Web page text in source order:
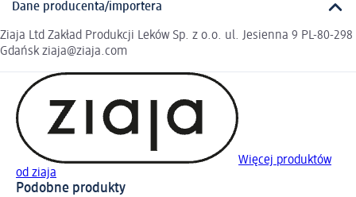
Dane producenta/importera
Ziaja Ltd Zakład Produkcji Leków Sp. z o.o. ul. Jesienna 9 PL-80-298
Gdańsk ziaja@ziaja.com
Więcej produktów
od ziaja
Podobne produkty